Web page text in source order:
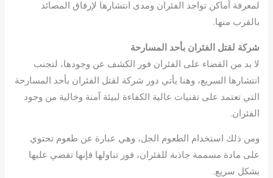
لمعرفة أماكن تواجد الفئران ومدى انتشارها لإرفاق المصائد
بالقرب منها.
شركة لقتل الفئران بأحد المسارحة
لا بد من القضاء على الفئران فور الكشف عن وجودها، لتجنب
انتشارها السريع، وهنا يأتي دور شركة لقتل الفئران بأحد المسارحة
التي تعتمد على تقنيات عالية الكفاءة لبيئة آمنة وخالية من وجود
الفئران.
ومن ذلك استخدام الطعوم الجل، وهي عبارة عن طعوم تحتوي
على مادة مسممة جاذبة للفئران، فور تناولها فإنها تقضي عليها
بشكل سريع.